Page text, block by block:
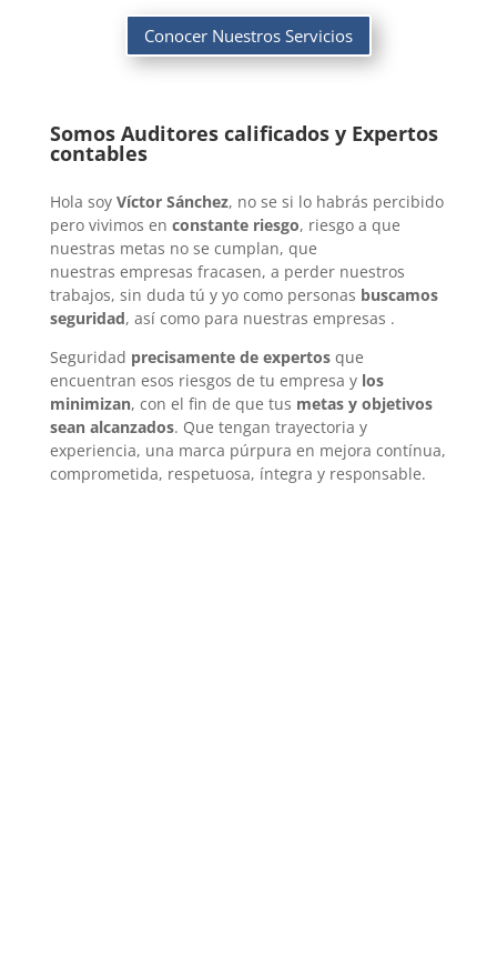
Conocer Nuestros Servicios
Somos Auditores calificados y Expertos
contables
Hola soy Víctor Sánchez, no se si lo habrás percibido
pero vivimos en constante riesgo, riesgo a que
nuestras metas no se cumplan, que
nuestras empresas fracasen, a perder nuestros
trabajos, sin duda tú y yo como personas buscamos
seguridad, así como para nuestras empresas .
Seguridad precisamente de expertosque
encuentran esos riesgos de tu empresa y los
minimizan, con el fin de que tus metas y objetivos
sean alcanzados. Que tengan trayectoria y
experiencia, una marca púrpura en mejora contínua,
comprometida, respetuosa, íntegra y responsable.